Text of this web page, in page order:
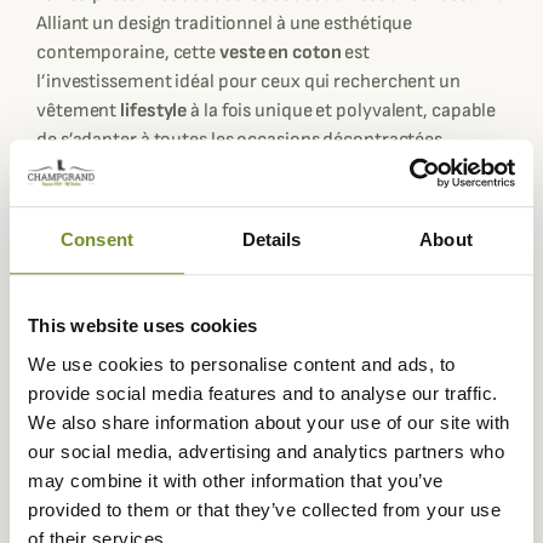
Consent Details About
This website uses cookies
We use cookies to personalise content and ads, to
provide social media features and to analyse our traffic.
We also share information about your use of our site with
our social media, advertising and analytics partners who
may combine it with other information that you’ve
provided to them or that they’ve collected from your use
of their services.
Alliant un design traditionnel à une esthétique
contemporaine, cetteveste en coton est
l’investissement idéal pour ceux qui recherchent un
vêtement lifestyleà la fois unique et polyvalent, capable
de s’adapter à toutes les occasions décontractées.
Sa force réside dans son jeu de textures et de motifs : elle
est confectionnée dans un savant mélange detissus à
carreaux tartan
unis et ton sur ton, offrant une allure
sophistiquée et résolument moderne. Intégralement
garantit une respirabilité optimale et une légèreté
parfaite pour la mi-saison.
LaBarbour Festival Modified Bedalene fait aucun
compromis sur la fonctionnalité. Elle est équipée de deux
poches à souffletgénéreuses avec rabats envelours
côtelé, complétées par une poche poitrine assortie. Ces
détails en velours apportent une profondeur classique et